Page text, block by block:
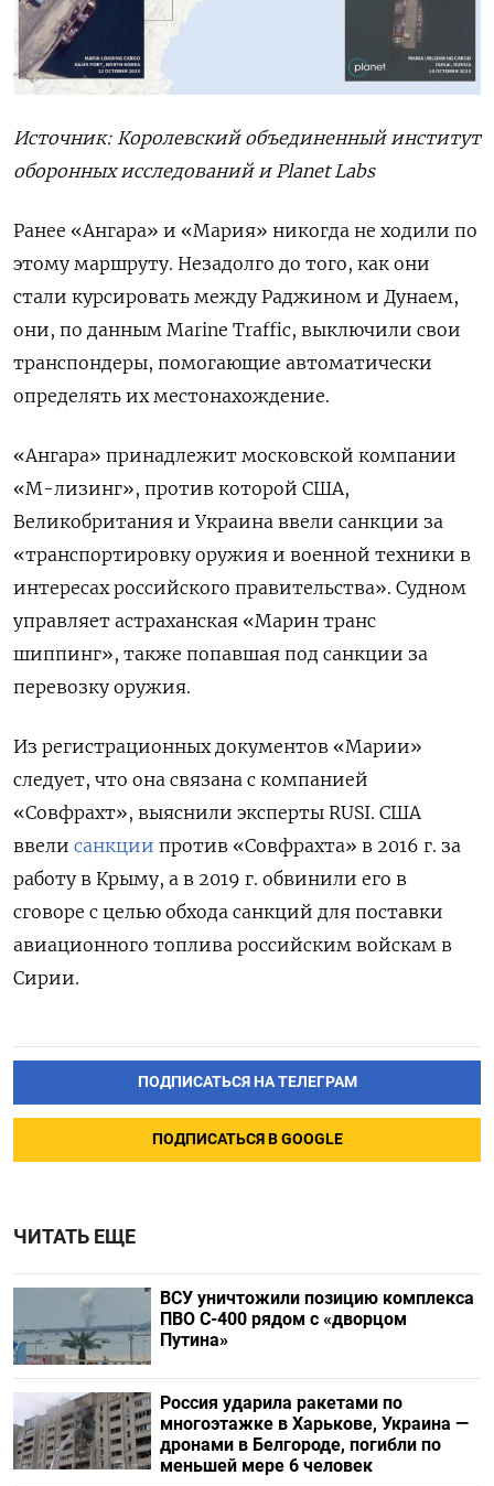
Источник: Королевский объединенный институт
оборонных исследований и Planet Labs
Ранее «Ангара» и «Мария» никогда не ходили по
этому маршруту. Незадолго до того, как они
стали курсировать между Раджином и Дунаем,
они, по данным Marine Traffic, выключили свои
транспондеры, помогающие автоматически
определять их местонахождение.
«Ангара» принадлежит московской компании
«М-лизинг», против которой США,
Великобритания и Украина ввели санкции за
«транспортировку оружия и военной техники в
интересах российского правительства». Судном
управляет астраханская «Марин транс
шиппинг», также попавшая под санкции за
перевозку оружия.
Из регистрационных документов «Марии»
следует, что она связана с компанией
«Совфрахт», выяснили эксперты RUSI. США
ввели санкции против «Совфрахта» в 2016 г. за
работу в Крыму, а в 2019 г. обвинили его в
сговоре с целью обхода санкций для поставки
авиационного топлива российским войскам в
Сирии.
ПОДПИСАТЬСЯ НА ТЕЛЕГРАМ
ПОДПИСАТЬСЯ В GOOGLE
ЧИТАТЬ ЕЩЕ
ВСУ уничтожили позицию комплекса
ПВО С-400 рядом с «дворцом
Путина»
Россия ударила ракетами по
многоэтажке в Харькове, Украина —
дронами в Белгороде, погибли по
меньшей мере 6 человек